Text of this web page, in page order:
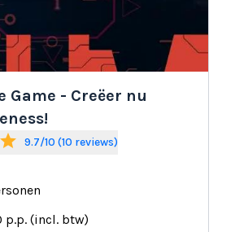
Game - Creëer nu
star 9.7/10 (10 reviews)
p.p. (incl. btw)